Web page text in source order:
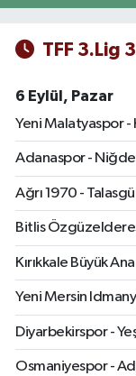
TFF 3.Lig
6 Eylül, Pazar
Yeni Malatyaspor -
Adanaspor -
Ağrı 1970 -
Bitlis
Kırıkkale Büyük
Yeni Mersin
Diyarbekirspor -
Osmaniyespor -